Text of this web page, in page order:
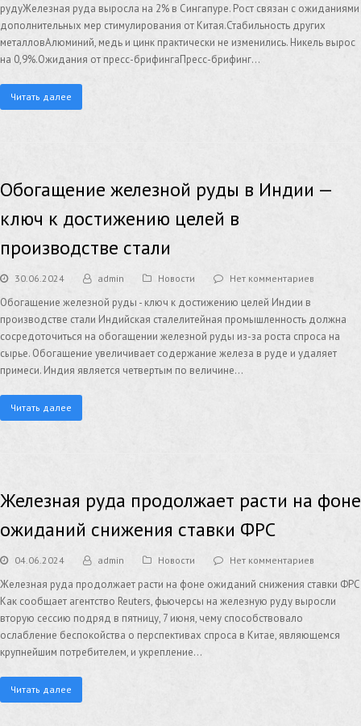
рудуЖелезная руда выросла на 2% в Сингапуре. Рост связан с ожиданиями
дополнительных мер стимулирования от Китая.Стабильность других
металловАлюминий, медь и цинк практически не изменились. Никель вырос
на 0,9%.Ожидания от пресс-брифингаПресс-брифинг…
Читать далее
Обогащение железной руды в Индии —
ключ к достижению целей в
производстве стали
30.06.2024 admin Новости Нет комментариев
Обогащение железной руды - ключ к достижению целей Индии в
производстве стали Индийская сталелитейная промышленность должна
сосредоточиться на обогащении железной руды из-за роста спроса на
сырье. Обогащение увеличивает содержание железа в руде и удаляет
примеси. Индия является четвертым по величине…
Читать далее
Железная руда продолжает расти на фоне
ожиданий снижения ставки ФРС
04.06.2024 admin Новости Нет комментариев
Железная руда продолжает расти на фоне ожиданий снижения ставки ФРС
Как сообщает агентство Reuters, фьючерсы на железную руду выросли
вторую сессию подряд в пятницу, 7 июня, чему способствовало
ослабление беспокойства о перспективах спроса в Китае, являющемся
крупнейшим потребителем, и укрепление…
Читать далее